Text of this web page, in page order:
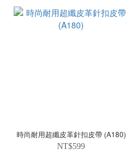
時尚耐用超纖皮革針扣皮帶 (A180)
NT$599